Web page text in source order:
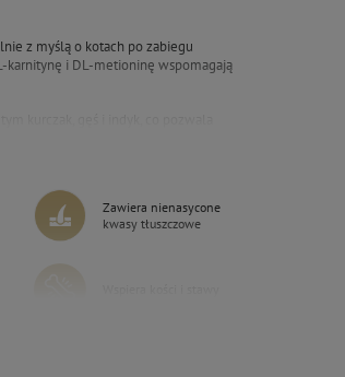
z myślą o kotach po zabiegu
karnitynę i DL-metioninę wspomagają
niezbędnych nienasyconych
pokrywa szczególne potrzeby
metabolizmu kotów
Zawiera nienasycone
kwasy tłuszczowe